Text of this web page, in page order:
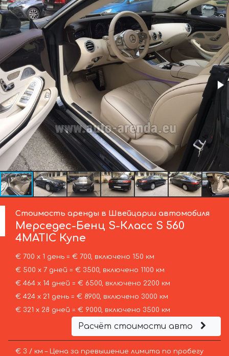
Стоимость аренды в Швейцарии автомобиля
Мерседес-Бенц S-Класс S 560
4MATIC Купе
€ 700 х 1 день = € 700, включено 150 км
€ 500 х 7 дней = € 3500, включено 1100 км
€ 464 х 14 дней = € 6500, включено 2200 км
€ 424 х 21 день = € 8900, включено 3000 км
€ 321 х 28 дней = € 9000, включено 3500 км
Расчёт стоимости авто
€ 3 / км – Цена за превышение лимита по пробегу